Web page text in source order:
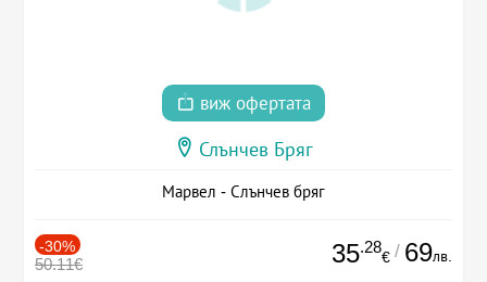
виж офертата
Слънчев Бряг
Марвел - Слънчев бряг
-30%
50.11€ 35.28
€ / 69лв.